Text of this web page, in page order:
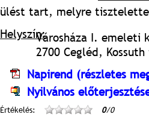
ülést tart, melyre
Helyszín:Városháza I. emeleti
2700 Cegléd,
Napirend (részletes
Nyilvános
Értékelés: 0/0